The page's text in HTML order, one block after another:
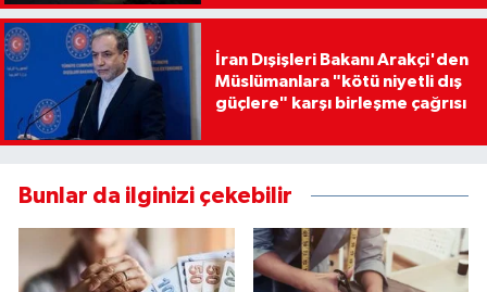
İran Dışişleri Bakanı Arakçi'den
Müslümanlara "kötü niyetli dış
güçlere" karşı birleşme çağrısı
Bunlar da ilginizi çekebilir